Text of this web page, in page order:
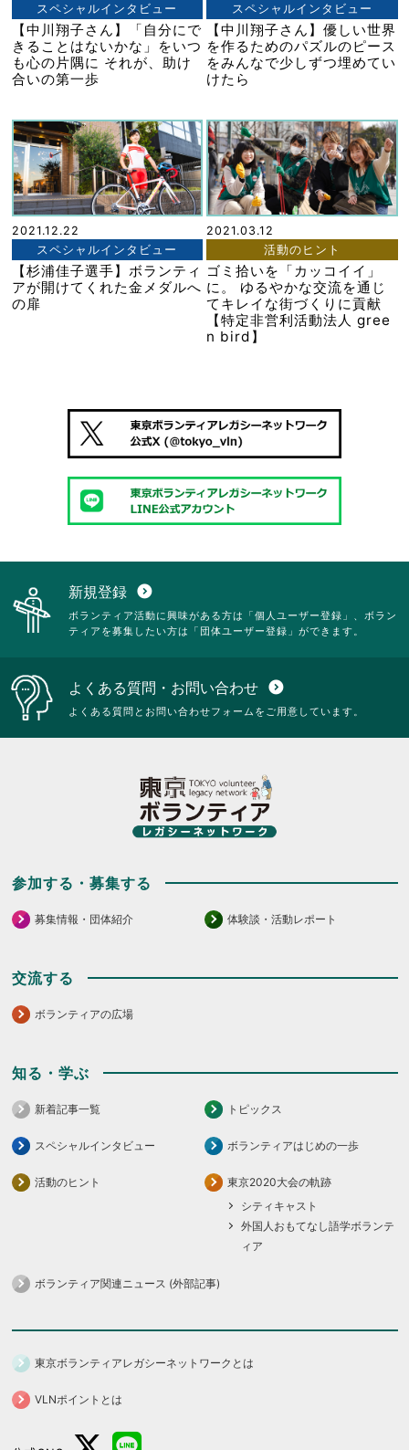
スペシャルインタビュー
【中川翔子さん】「自分にで
きることはないかな」をいつ
も心の片隅に それが、助け
合いの第一歩
スペシャルインタビュー
【中川翔子さん】優しい世界
を作るためのパズルのピース
をみんなで少しずつ埋めてい
けたら
2021.12.22
スペシャルインタビュー
【杉浦佳子選手】ボランティ
アが開けてくれた金メダルへ
の扉
2021.03.12
活動のヒント
ゴミ拾いを「カッコイイ」
に。 ゆるやかな交流を通じ
てキレイな街づくりに貢献
【特定非営利活動法人 gree
n bird】
新規登録 expand_circle_down
ボランティア活動に興味がある方は「個人ユーザー登録」、ボラン
ティアを募集したい方は「団体ユーザー登録」ができます。
よくある質問・お問い合わせ expand_circle_down
よくある質問とお問い合わせフォームをご用意しています。
参加する・募集する
募集情報・団体紹介 体験談・活動レポート
交流する
ボランティアの広場
知る・学ぶ
新着記事一覧 トピックス
スペシャルインタビュー ボランティアはじめの一歩
活動のヒント
東京2020大会の軌跡
シティキャスト
外国人おもてなし語学ボランテ
ィア
ボランティア関連ニュース (外部記事)
東京ボランティアレガシーネットワークとは
VLNポイントとは